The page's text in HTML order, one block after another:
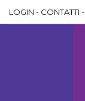
LOGIN - CONTATTI -